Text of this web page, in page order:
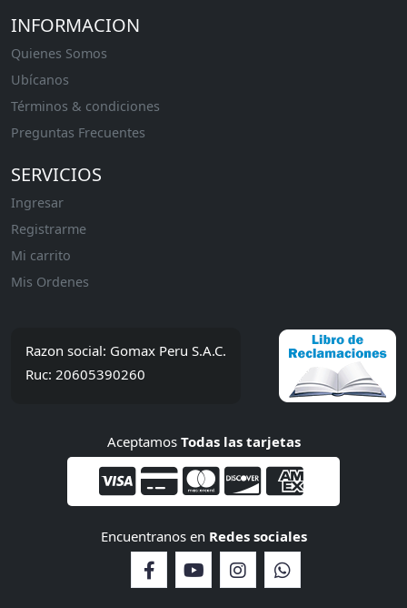
INFORMACION
Quienes Somos
Ubícanos
Términos & condiciones
Preguntas Frecuentes
SERVICIOS
Ingresar
Registrarme
Mi carrito
Mis Ordenes
Razon social: Gomax Peru S.A.C.
Ruc: 20605390260
Aceptamos Todas las tarjetas
Encuentranos en Redes sociales